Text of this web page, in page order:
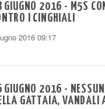
GIUGNO 2016 - M5S
I CINGHIALI
2016 09:17
GIUGNO 2016 -
GATTAIA, VANDALI